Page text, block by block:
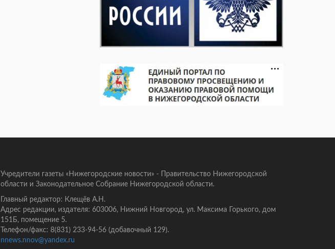
Учредители газеты «Нижегородские новости» - Правительство Нижегородской
области и Законодательное Собрание Нижегородской области.
Главный редактор: Клещёв А.Н.
Адрес редакции, издателя: 603006, Нижний Новгород, ул. Максима Горького, дом
151Б, помещение 5.
Телефон/факс: 8(831) 233-94-56 (добавочный 129).
nnews.nnov@yandex.ru